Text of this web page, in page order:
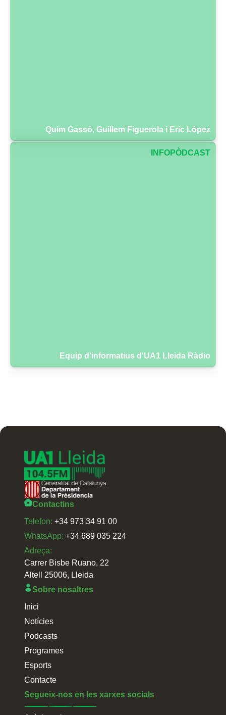
Quim Gassó, Guillem Figuerola i Eric López
INFOPÒDCAST
Equip d'informatius d'UA1 Lleida Ràdio
Contactins
Telefon: +34 973 34 91 00
WhatsApp: +34 689 035 224
Adreça:
Carrer Bisbe Ruano, 22
Altell 25006, Lleida
Sobre nosaltres
Inici
Notícies
Podcasts
Programes
Esports
Contacte
Segueix-nos en les xarxes socials